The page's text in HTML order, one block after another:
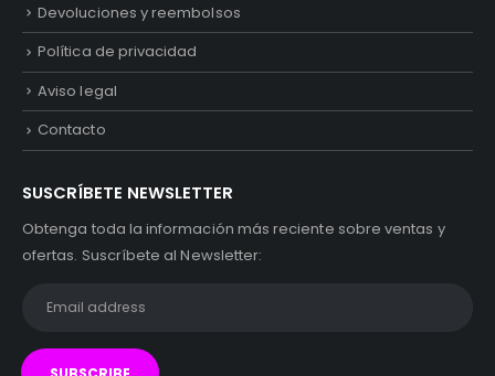
Devoluciones y reembolsos
Política de privacidad
Aviso legal
Contacto
SUSCRÍBETE NEWSLETTER
Obtenga toda la información más reciente sobre ventas y
ofertas. Suscríbete al Newsletter: